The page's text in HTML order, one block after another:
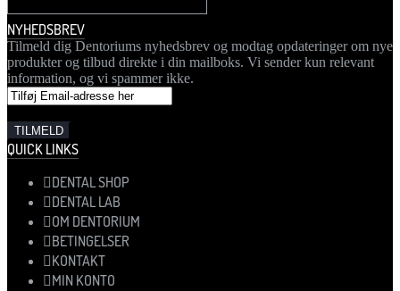
NYHEDSBREV
Tilmeld dig Dentoriums nyhedsbrev og modtag opdateringer om nye
produkter og tilbud direkte i din mailboks. Vi sender kun relevant
information, og vi spammer ikke.
QUICK LINKS
DENTAL SHOP
DENTAL LAB
OM DENTORIUM
BETINGELSER
KONTAKT
MIN KONTO